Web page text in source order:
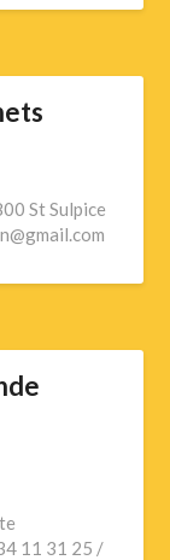
St Sulpice
11 31 25 /